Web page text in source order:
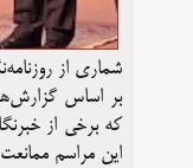
شماری از
بر اساس
که برخی از
این مراسم